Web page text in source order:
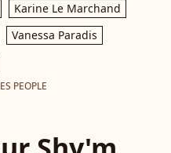
Karine Le Marchand
Vanessa Paradis
PEOPLE